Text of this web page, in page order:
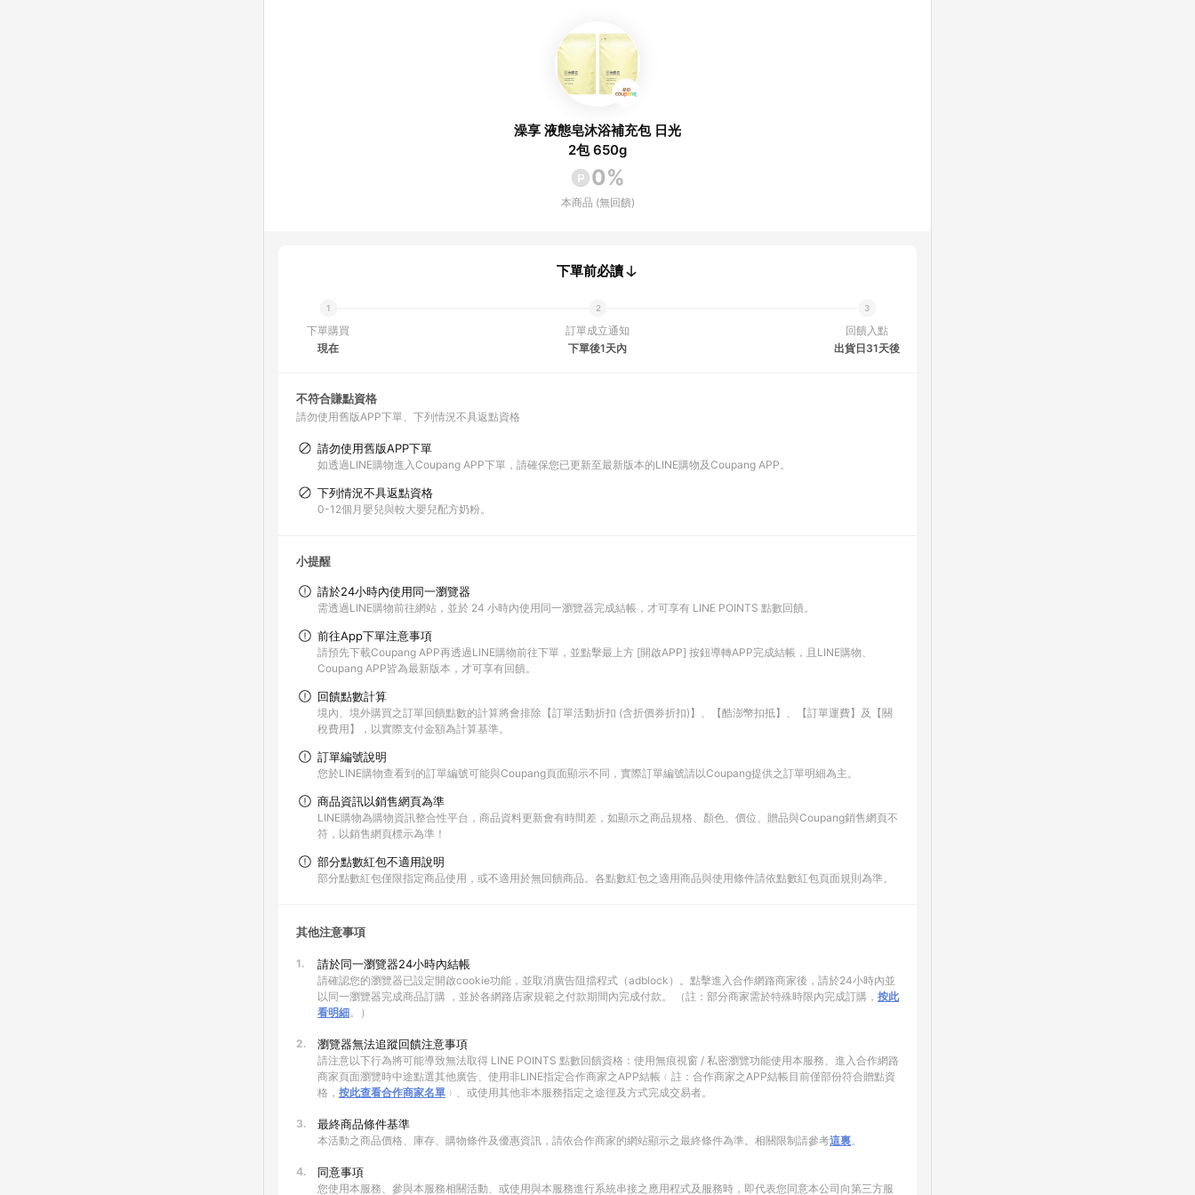
澡享 液態皂沐浴補充包 日光
2包 650g
0%
本商品 (無回饋)
下單前必讀
下單購買
現在
訂單成立通知
下單後1天內
回饋入點
出貨日31天後
不符合賺點資格
請勿使用舊版APP下單 下列情況不具返點資格
請勿使用舊版APP下單
如透過LINE購物進入Coupang APP下單，請確保您已更新至最新版本的LINE購物及Coupang APP。
下列情況不具返點資格
0-12個月嬰兒與較大嬰兒配方奶粉。
小提醒
請於24小時內使用同一瀏覽器
需透過LINE購物前往網站，並於 24 小時內使用同一瀏覽器完成結帳，才可享有 LINE POINTS 點數回饋。
前往App下單注意事項
請預先下載Coupang APP再透過LINE購物前往下單，並點擊最上方 [開啟APP] 按鈕導轉APP完成結帳，且LINE購物、
Coupang APP皆為最新版本，才可享有回饋。
回饋點數計算
境內、境外購買之訂單回饋點數的計算將會排除【訂單活動折扣 (含折價券折扣)】、【酷澎幣扣抵】、【訂單運費】及【關
稅費用】，以實際支付金額為計算基準。
訂單編號說明
您於LINE購物查看到的訂單編號可能與Coupang頁面顯示不同，實際訂單編號請以Coupang提供之訂單明細為主。
商品資訊以銷售網頁為準
LINE購物為購物資訊整合性平台，商品資料更新會有時間差，如顯示之商品規格、顏色、價位、贈品與Coupang銷售網頁不
符，以銷售網頁標示為準！
部分點數紅包不適用說明
部分點數紅包僅限指定商品使用，或不適用於無回饋商品。各點數紅包之適用商品與使用條件請依點數紅包頁面規則為準。
其他注意事項
1. 請於同一瀏覽器24小時內結帳
請確認您的瀏覽器已設定開啟cookie功能，並取消廣告阻擋程式（adblock）。點擊進入合作網路商家後，請於24小時內並
以同一瀏覽器完成商品訂購 ，並於各網路店家規範之付款期間內完成付款。 （註：部分商家需於特殊時限內完成訂購， 按此
看明細。）
2. 瀏覽器無法追蹤回饋注意事項
請注意以下行為將可能導致無法取得 LINE POINTS 點數回饋資格：使用無痕視窗 / 私密瀏覽功能使用本服務、進入合作網路
商家頁面瀏覽時中途點選其他廣告、使用非LINE指定合作商家之APP結帳﹙註：合作商家之APP結帳目前僅部份符合贈點資
格， 按此查看合作商家名單 ﹚、或使用其他非本服務指定之途徑及方式完成交易者。
3. 最終商品條件基準
本活動之商品價格、庫存、購物條件及優惠資訊，請依合作商家的網站顯示之最終條件為準。相關限制請參考這裏。
4. 同意事項
您使用本服務、參與本服務相關活動、或使用與本服務進行系統串接之應用程式及服務時，即代表您同意本公司向第三方服